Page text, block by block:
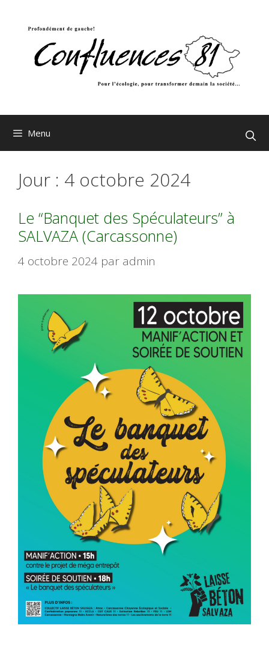
Menu
Jour : 4 octobre 2024
Le “Banquet des Spéculateurs” à
SALVAZA (Carcassonne)
4 octobre 2024 par admin